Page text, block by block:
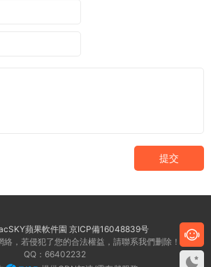
提交
蘋果軟件園 京ICP備16048839号
絡，若侵犯了您的合法權益，請聯系我們删除！客服
QQ：66402232